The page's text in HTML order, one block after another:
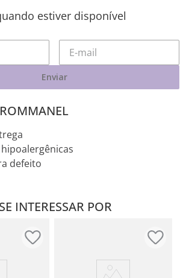
estiver disponível
Enviar
hipoalergênicas
defeito
INTERESSAR POR